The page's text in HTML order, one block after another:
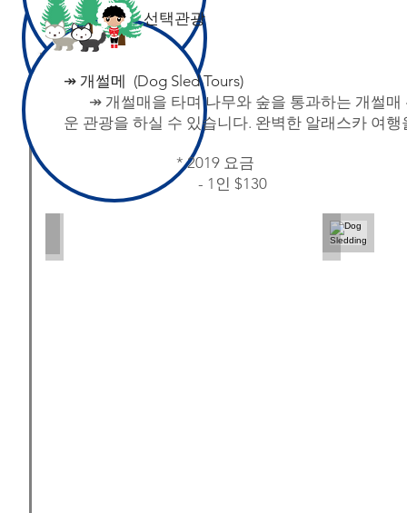
​선택관광
↠ 개썰메 (Dog Sled Tours)
↠ 개썰매을 타며 나무와 숲을 통과하는 개썰
운 관광을 하실 수 있습니다. 완벽한 알래스카 여
* 2019 요금
- 1인 $130
Whitney
Dog
PC:
Whitney